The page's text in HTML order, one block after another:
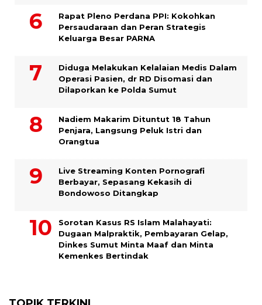
Rapat Pleno Perdana PPI: Kokohkan
Persaudaraan dan Peran Strategis
Keluarga Besar PARNA
Diduga Melakukan Kelalaian Medis Dalam
Operasi Pasien, dr RD Disomasi dan
Dilaporkan ke Polda Sumut
​Nadiem Makarim Dituntut 18 Tahun
Penjara, Langsung Peluk Istri dan
Orangtua
Live Streaming Konten Pornografi
Berbayar, Sepasang Kekasih di
Bondowoso Ditangkap
Sorotan Kasus RS Islam Malahayati:
Dugaan Malpraktik, Pembayaran Gelap,
Dinkes Sumut Minta Maaf dan Minta
Kemenkes Bertindak